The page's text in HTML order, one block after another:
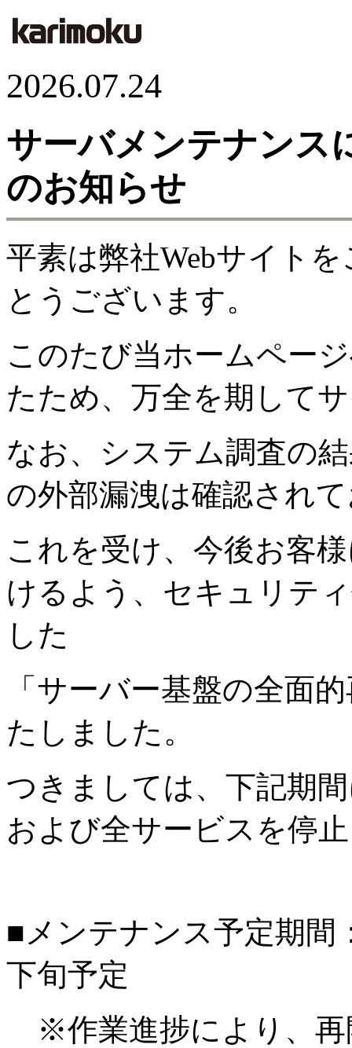
2026.07.24
サーバメンテナンス
のお知らせ
平素は弊社Webサイト
とうございます。
このたび当ホームペー
たため、万全を期して
なお、システム調査の
の外部漏洩は確認され
これを受け、今後お客
けるよう、セキュリテ
した
「サーバー基盤の全面
たしました。
つきましては、下記期
および全サービスを停
■メンテナンス予定期間
下旬予定
※作業進捗により、再